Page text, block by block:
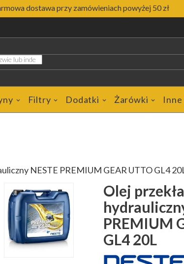
dostawa przy zamówieniach powyżej 50 zł
Filtry Dodatki Żarówki
NESTE PREMIUM GEAR UTTO GL4
Olej
PREMIUM
GL4 20L